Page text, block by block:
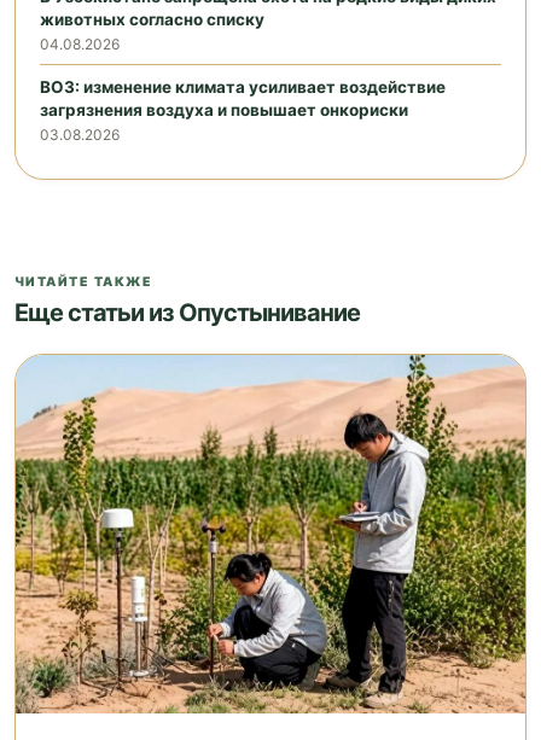
животных согласно списку
04.08.2026
ВОЗ: изменение климата усиливает воздействие
загрязнения воздуха и повышает онкориски
03.08.2026
ЧИТАЙТЕ ТАКЖЕ
Еще статьи из Опустынивание